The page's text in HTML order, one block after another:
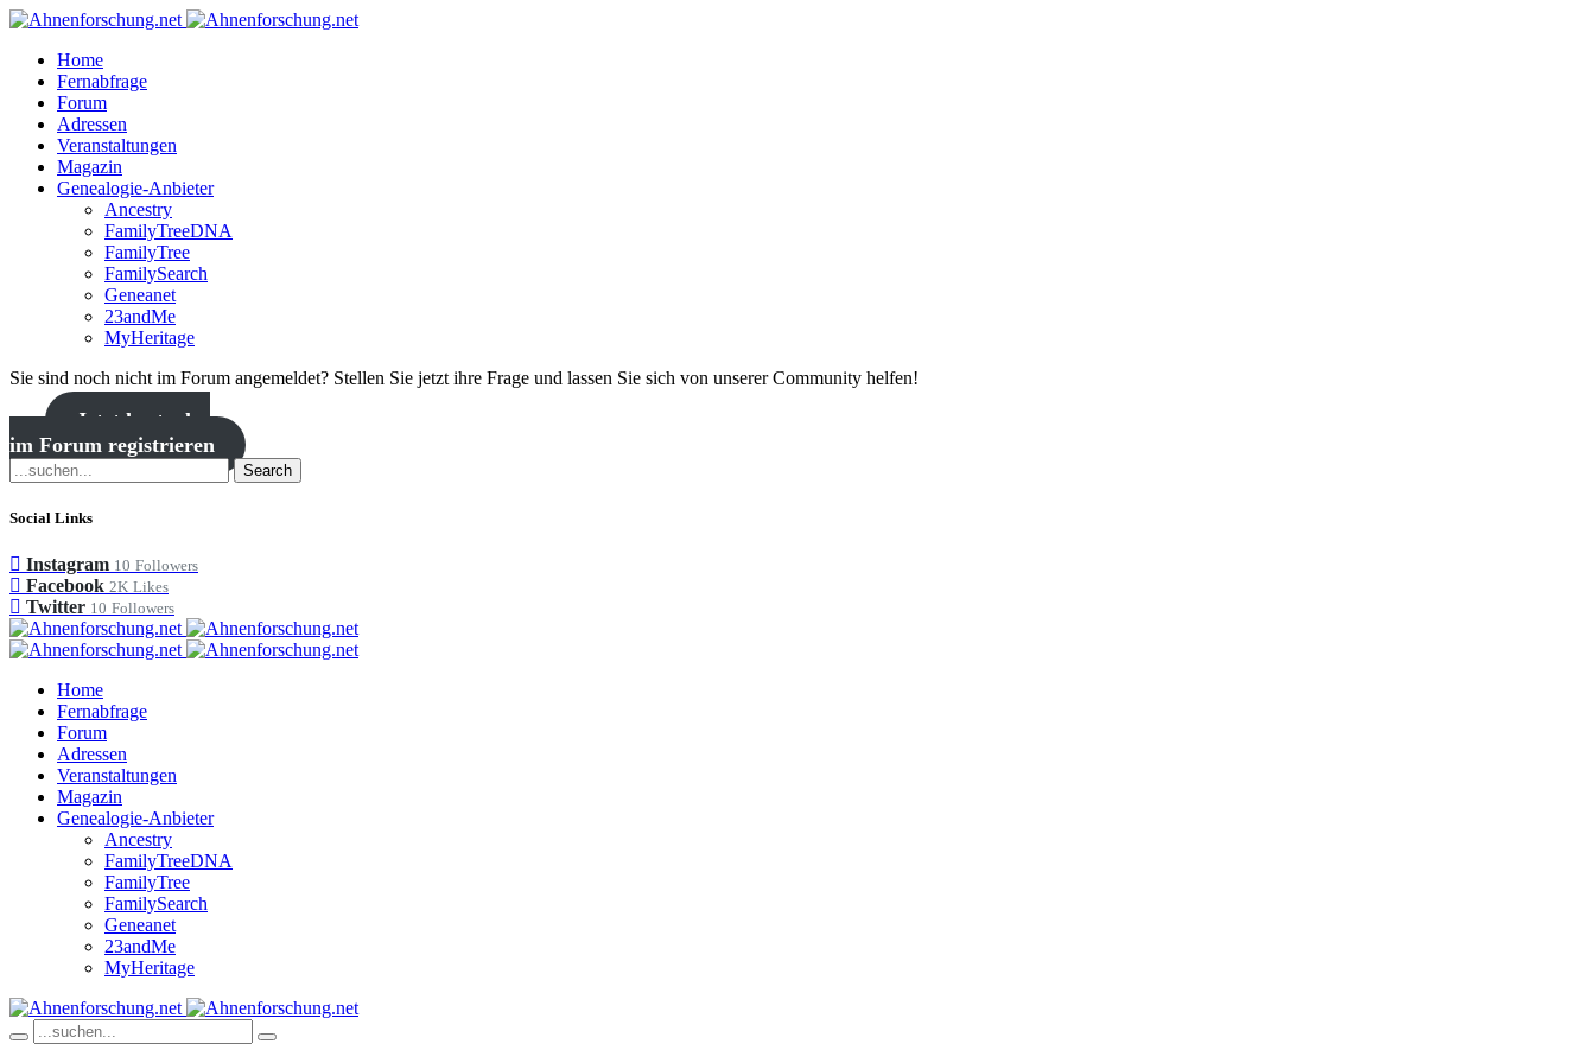
Home
Fernabfrage
Forum
Adressen
Veranstaltungen
Magazin
Genealogie-Anbieter
Ancestry
FamilyTreeDNA
FamilyTree
FamilySearch
Geneanet
23andMe
MyHeritage
Sie sind noch nicht im Forum angemeldet? Stellen Sie jetzt ihre Frage und lassen Sie sich von unserer Community helfen!
Jetzt kostenlos
im Forum registrieren
Search
Social Links
Instagram 10 Followers
Facebook 2K Likes
Twitter 10 Followers
Home
Fernabfrage
Forum
Adressen
Veranstaltungen
Magazin
Genealogie-Anbieter
Ancestry
FamilyTreeDNA
FamilyTree
FamilySearch
Geneanet
23andMe
MyHeritage